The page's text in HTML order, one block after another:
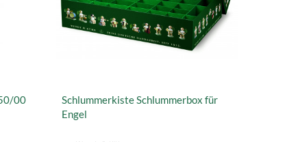
00
Schlummerkiste Schlummerbox für
Engel